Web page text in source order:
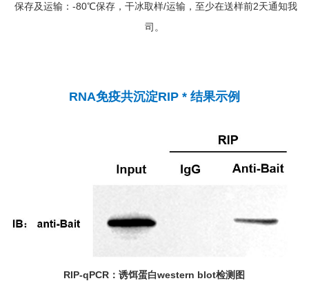
保存及运输：-80℃保存，干冰取样/运输，至少在送样前2天通知我
司。
RNA免疫共沉淀RIP * 结果示例
RIP-qPCR：诱饵蛋白western blot检测图